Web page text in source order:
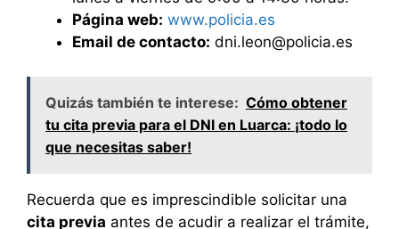
Página web: www.policia.es
Email de contacto: dni.leon@policia.es
Quizás también te interese: Cómo obtener
tu cita previa para el DNI en Luarca: ¡todo lo
que necesitas saber!
Recuerda que es imprescindible solicitar una
cita previa antes de acudir a realizar el trámite,